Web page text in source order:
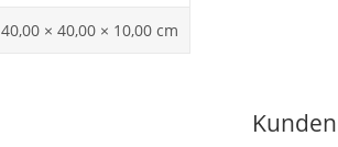
40,00 × 40,00 × 10,00 cm